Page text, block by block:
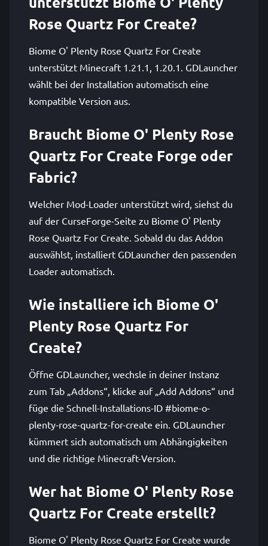
Rose Quartz For Create?
Biome O' Plenty Rose Quartz For Create
unterstützt Minecraft 1.21.1, 1.20.1. GDLauncher
wählt bei der Installation automatisch eine
kompatible Version aus.
Braucht Biome O' Plenty Rose
Quartz For Create Forge oder
Fabric?
Welcher Mod-Loader unterstützt wird, siehst du
auf der CurseForge-Seite zu Biome O' Plenty
Rose Quartz For Create. Sobald du das Addon
auswählst, installiert GDLauncher den passenden
Loader automatisch.
Wie installiere ich Biome O'
Plenty Rose Quartz For
Create?
Öffne GDLauncher, wechsle in deiner Instanz
zum Tab „Addons“, klicke auf „Add Addons“ und
füge die Schnell-Installations-ID #biome-o-
plenty-rose-quartz-for-create ein. GDLauncher
kümmert sich automatisch um Abhängigkeiten
und die richtige Minecraft-Version.
Wer hat Biome O' Plenty Rose
Quartz For Create erstellt?
Biome O' Plenty Rose Quartz For Create wurde